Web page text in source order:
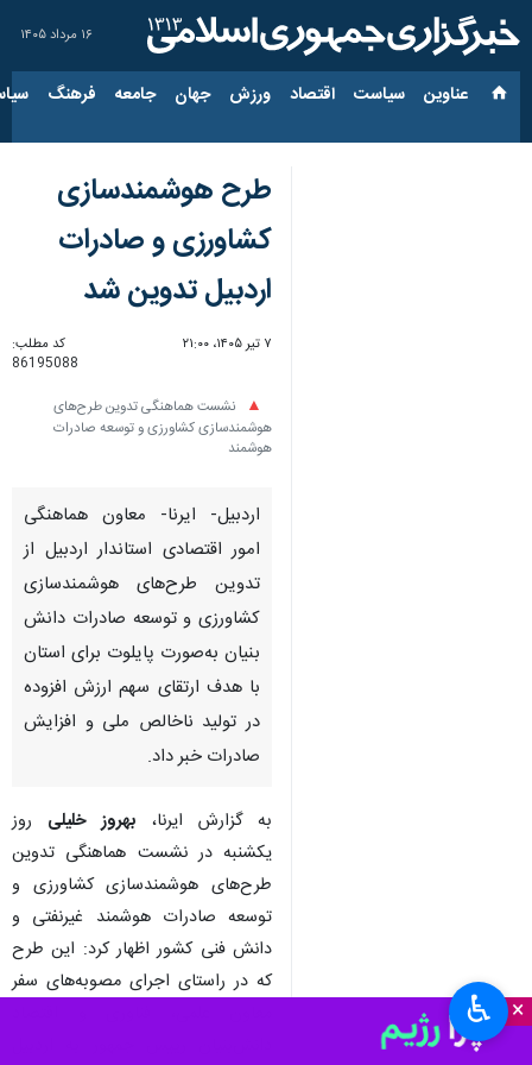
۱۶ مرداد ۱۴۰۵
عناوین‌ سیاست اقتصاد ورزش جهان جامعه فرهنگ
×
طرح‌ هوشمندسازی
کشاورزی و صادرات
اردبیل تدوین شد
۷ تیر ۱۴۰۵، ۲۱:۰۰
کد مطلب:
86195088
نشست هماهنگی تدوین طرح‌های
هوشمندسازی کشاورزی و توسعه صادرات
هوشمند
اردبیل- ایرنا- معاون هماهنگی
امور اقتصادی استاندار اردبیل از
تدوین طرح‌های هوشمندسازی
کشاورزی و توسعه صادرات دانش
بنیان به‌صورت پایلوت برای استان
با هدف ارتقای سهم ارزش افزوده
در تولید ناخالص ملی و افزایش
صادرات خبر داد.
به گزارش ایرنا، بهروز خلیلی روز
یکشنبه در نشست هماهنگی تدوین
طرح‌های هوشمندسازی کشاورزی و
توسعه صادرات هوشمند غیرنفتی و
دانش فنی کشور اظهار کرد: این طرح
که در راستای اجرای مصوبه‌های سفر
♿︎